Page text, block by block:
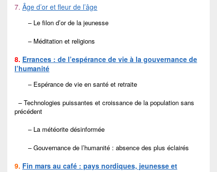
7. Âge d’or et fleur de l’âge
– Le filon d’or de la jeunesse
– Méditation et religions
8. Errances : de l’espérance de vie à la gouvernance de
l’humanité
– Espérance de vie en santé et retraite
– Technologies puissantes et croissance de la population sans
précédent
– La météorite désinformée
– Gouvernance de l’humanité : absence des plus éclairés
9. Fin mars au café : pays nordiques, jeunesse et